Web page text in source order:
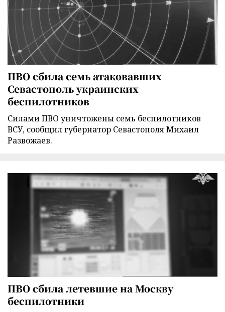
ПВО сбила семь атаковавших
Севастополь украинских
беспилотников
Силами ПВО уничтожены семь беспилотников
ВСУ, сообщил губернатор Севастополя Михаил
Развожаев.
ПВО сбила летевшие на Москву
беспилотники